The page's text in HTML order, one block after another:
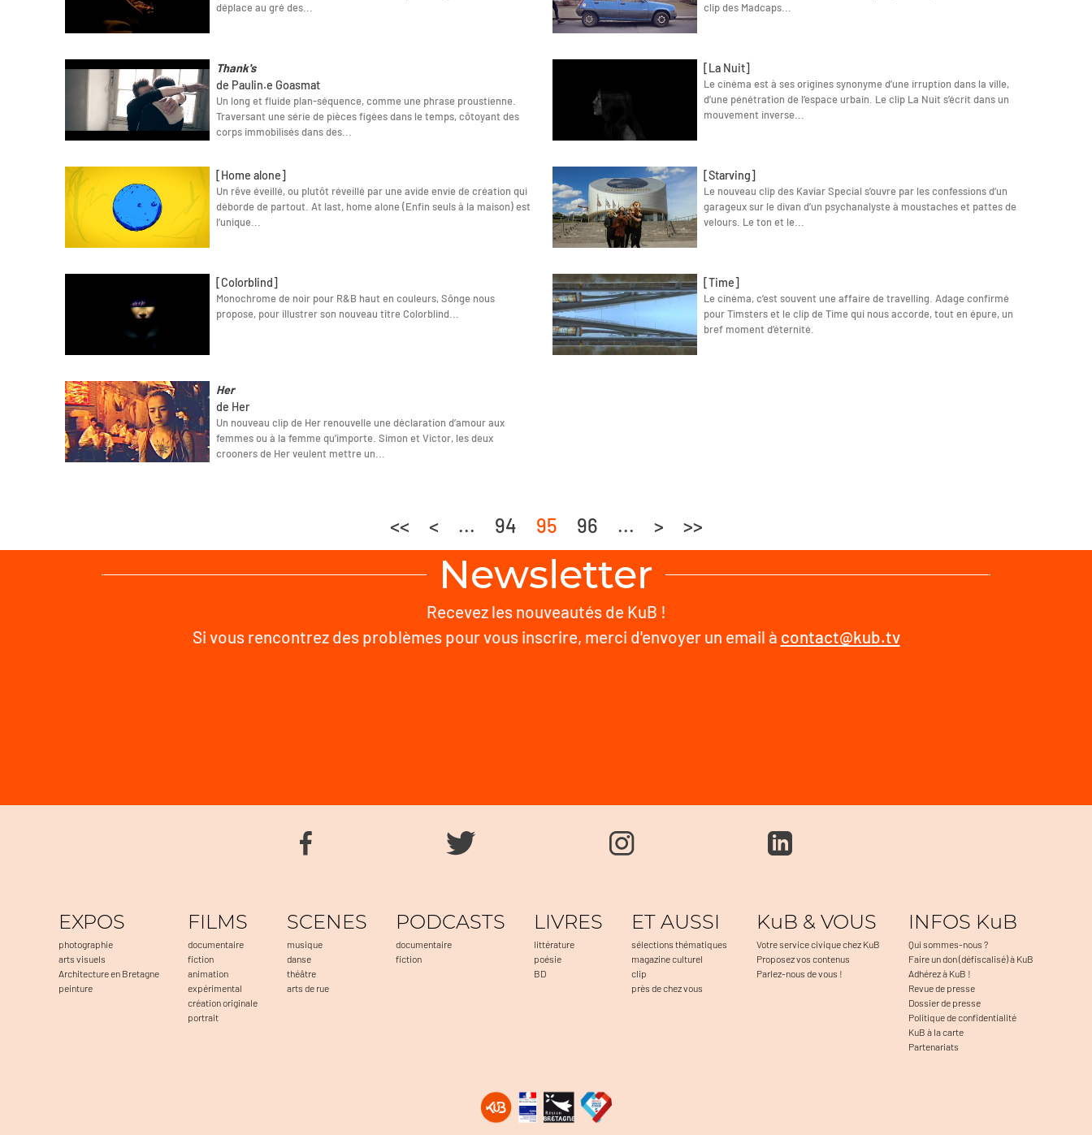
déplace au gré des...
clip des Madcaps...
Thank's
de Paulin.e Goasmat
Un long et fluide plan-séquence, comme une phrase proustienne.
Traversant une série de pièces figées dans le temps, côtoyant des
corps immobilisés dans des...
[La Nuit]
Le cinéma est à ses origines synonyme d’une irruption dans la ville,
d’une pénétration de l’espace urbain. Le clip La Nuit s’écrit dans un
mouvement inverse...
[Home alone]
Un rêve éveillé, ou plutôt réveillé par une avide envie de création qui
déborde de partout. At last, home alone (Enfin seuls à la maison) est
l’unique...
[Starving]
Le nouveau clip des Kaviar Special s’ouvre par les confessions d’un
garageux sur le divan d’un psychanalyste à moustaches et pattes de
velours. Le ton et le...
[Colorblind]
Monochrome de noir pour R&B haut en couleurs, Sônge nous
propose, pour illustrer son nouveau titre Colorblind...
[Time]
Le cinéma, c’est souvent une affaire de travelling. Adage confirmé
pour Timsters et le clip de Time qui nous accorde, tout en épure, un
bref moment d’éternité.
Her
de Her
Un nouveau clip de Her renouvelle une déclaration d’amour aux
femmes ou à la femme qu’importe. Simon et Victor, les deux
crooners de Her veulent mettre un...
<< < ... 94 95 96 ... > >>
Newsletter
Recevez les nouveautés de KuB !
Si vous rencontrez des problèmes pour vous inscrire, merci d'envoyer un email à contact@kub.tv
EXPOS
photographie
arts visuels
Architecture en Bretagne
peinture
FILMS
documentaire
fiction
animation
expérimental
création originale
portrait
SCENES
musique
danse
théâtre
arts de rue
PODCASTS
documentaire
fiction
LIVRES
littérature
poésie
BD
ET AUSSI
sélections thématiques
magazine culturel
clip
près de chez vous
KuB & VOUS
Votre service civique chez KuB
Proposez vos contenus
Parlez-nous de vous !
INFOS KuB
Qui sommes-nous ?
Faire un don (défiscalisé) à KuB
Adhérez à KuB !
Revue de presse
Dossier de presse
Politique de confidentialité
KuB à la carte
Partenariats